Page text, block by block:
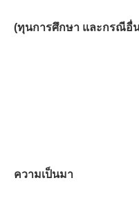
(ทุนการศึกษา และกรณีอื่
ความเป็นมา